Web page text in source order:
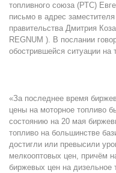
топливного союза (РТС)
письмо в адрес
правительства Дмитрия
REGNUM ). В послании
обострившейся ситуации на
«За последнее время
цены на моторное топливо
состоянию на 20 мая
топливо на большинстве
достигли или превысили
мелкооптовых цен, причём
биржевых цен на дизельное